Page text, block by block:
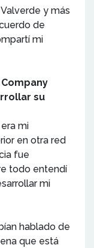
y más
de
mi
su
mi
en otra red
fue
todo entendí
mi
hablado de
que está